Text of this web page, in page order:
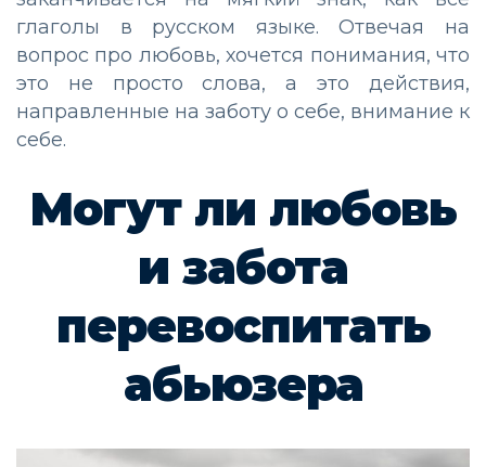
глаголы в русском языке. Отвечая на
вопрос про любовь, хочется понимания, что
это не просто слова, а это действия,
направленные на заботу о себе, внимание к
себе.
Могут ли любовь
и забота
перевоспитать
абьюзера